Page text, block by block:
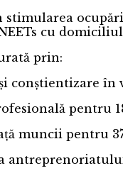
cu
prin:
conștientizare
pe piață